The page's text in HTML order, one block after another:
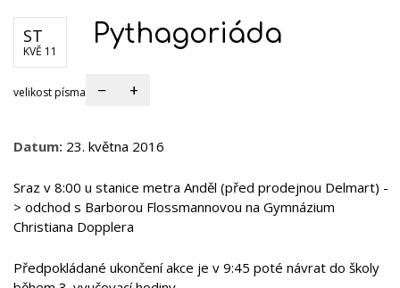
ST
KVĚ 11
Pythagoriáda
velikost písma − +
Datum: 23. května 2016
Sraz v 8:00 u stanice metra Anděl (před prodejnou Delmart) -
> odchod s Barborou Flossmannovou na Gymnázium
Christiana Dopplera
Předpokládané ukončení akce je v 9:45 poté návrat do školy